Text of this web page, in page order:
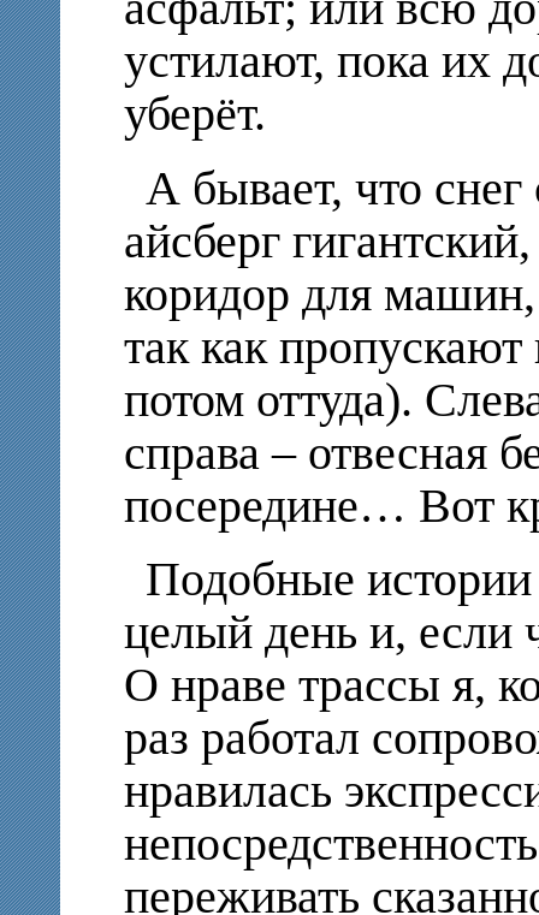
устилают, пока их
уберёт.
А бывает, что
айсберг
коридор для
так как пропускают
потом оттуда).
справа – отвесная
посередине… Вот
Подобные
целый день и, если
О нраве трассы я,
раз работал
нравилась
переживать